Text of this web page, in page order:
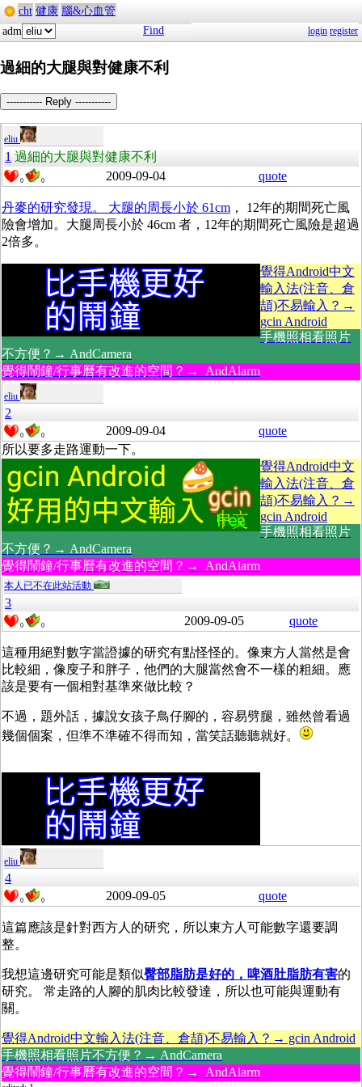
cht 健康 腦&心血管
adm
Find login register
過細的大腿與對健康不利
----------- Reply -----------
eliu
1 過細的大腿與對健康不利
0 0 2009-09-04 quote
丹麥的研究發現。 大腿的周長小於 61cm ， 12年的期間死亡風
險會增加。大腿周長小於 46cm 者，12年的期間死亡風險是超過
2倍多。
覺得Android中文
輸入法(注音、倉
頡)不易輸入？→
gcin Android
手機照相看照片
不方便？→ AndCamera
覺得鬧鐘/行事曆有改進的空間？→ AndAlarm
eliu
2
0 0 2009-09-04
quote
所以要多走路運動一下。
覺得Android中文
輸入法(注音、倉
頡)不易輸入？→
gcin Android
手機照相看照片
不方便？→ AndCamera
覺得鬧鐘/行事曆有改進的空間？→ AndAlarm
本人已不在此站活動
3
0 0 2009-09-05 quote
這種用絕對數字當證據的研究有點怪怪的。像東方人當然是會
比較細，像廋子和胖子，他們的大腿當然會不一樣的粗細。應
該是要有一個相對基準來做比較？
不過，題外話，據說女孩子鳥仔腳的，容易劈腿，雖然曾看過
幾個個案，但準不準確不得而知，當笑話聽聽就好。
eliu
4
0 0 2009-09-05 quote
這篇應該是針對西方人的研究，所以東方人可能數字還要調
整。
我想這邊研究可能是類似臀部脂肪是好的，啤酒肚脂肪有害的
研究。 常走路的人腳的肌肉比較發達，所以也可能與運動有
關。
覺得Android中文輸入法(注音、倉頡)不易輸入？→ gcin Android
手機照相看照片不方便？→ AndCamera
覺得鬧鐘/行事曆有改進的空間？→ AndAlarm